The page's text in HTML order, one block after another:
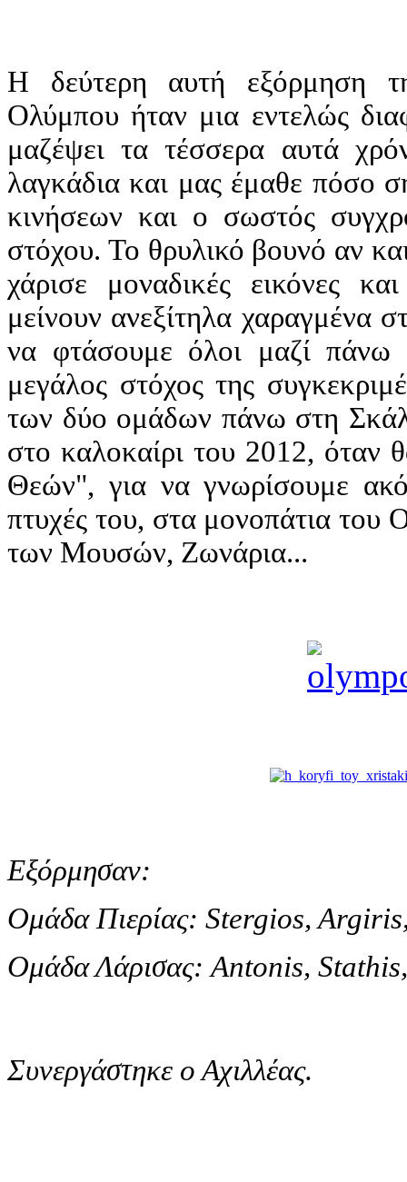
Η δεύτερη αυτή εξόρμηση
Ολύμπου ήταν μια εντελώς
μαζέψει τα τέσσερα αυτά
λαγκάδια και μας έμαθε πόσο
κινήσεων και ο σωστός
στόχου. Το θρυλικό βουνό αν
χάρισε μοναδικές εικόνες
μείνουν ανεξίτηλα χαραγμένα
να φτάσουμε όλοι μαζί
μεγάλος στόχος της
των δύο ομάδων πάνω στη
στο καλοκαίρι του 2012, όταν
Θεών", για να γνωρίσουμε
πτυχές του, στα μονοπάτια
των Μουσών, Ζωνάρια...
Εξόρμησαν:
Ομάδα Πιερίας: Stergios,
ΟμάδαΛάρισας: Antonis,
Συνεργάστηκε ο Αχιλλέας.